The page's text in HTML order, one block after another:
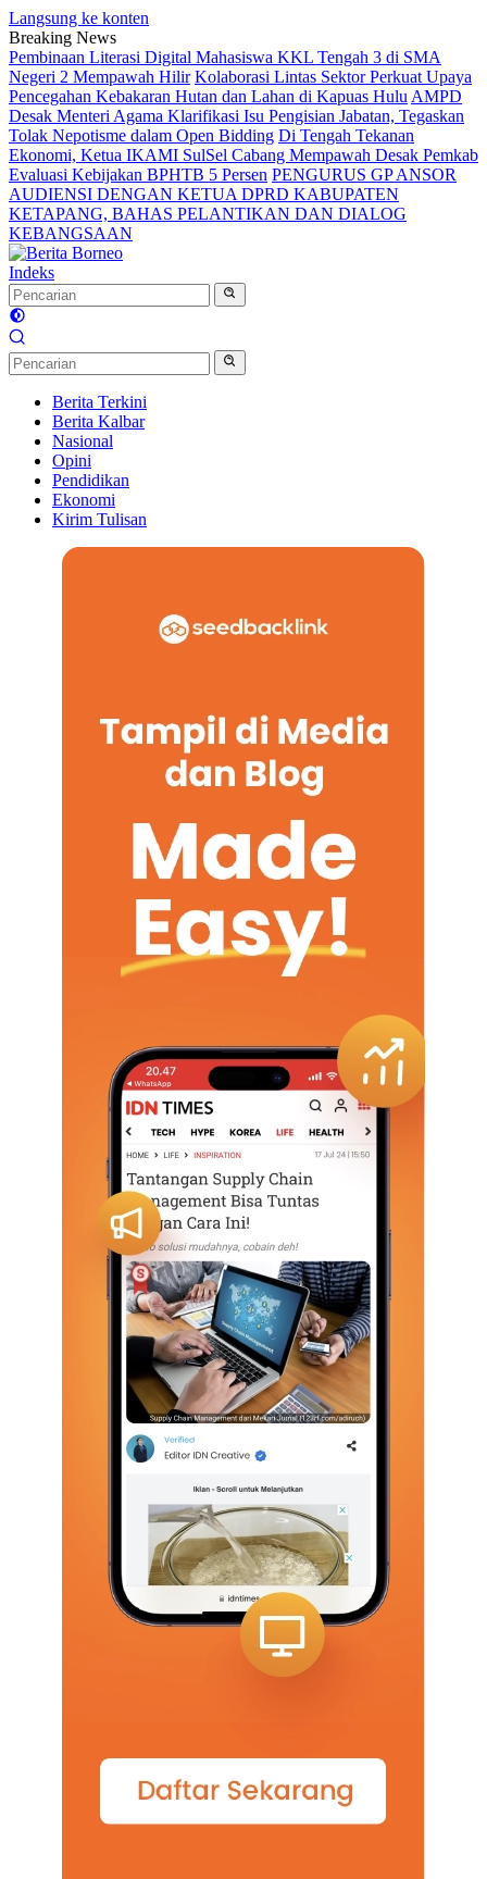
Langsung ke konten
Breaking News
Pembinaan Literasi Digital Mahasiswa KKL Tengah 3 di SMA
Negeri 2 Mempawah Hilir Kolaborasi Lintas Sektor Perkuat Upaya
Pencegahan Kebakaran Hutan dan Lahan di Kapuas Hulu AMPD
Desak Menteri Agama Klarifikasi Isu Pengisian Jabatan, Tegaskan
Tolak Nepotisme dalam Open Bidding Di Tengah Tekanan
Ekonomi, Ketua IKAMI SulSel Cabang Mempawah Desak Pemkab
Evaluasi Kebijakan BPHTB 5 Persen PENGURUS GP ANSOR
AUDIENSI DENGAN KETUA DPRD KABUPATEN
KETAPANG, BAHAS PELANTIKAN DAN DIALOG
KEBANGSAAN
Indeks
Berita Terkini
Berita Kalbar
Nasional
Opini
Pendidikan
Ekonomi
Kirim Tulisan